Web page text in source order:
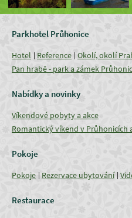
Parkhotel Průhonice
Hotel Reference Okolí, okolí
Pan hrabě - park a zámek
Nabídky a novinky
Víkendové pobyty a akce
Romantický víkend v Průhonicích
Pokoje
Pokoje Rezervace ubytování
Restaurace